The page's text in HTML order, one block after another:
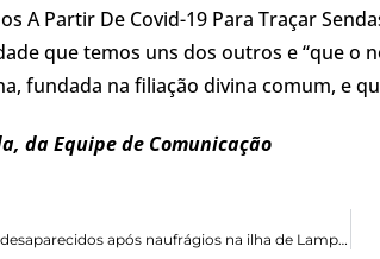
A Partir De Covid-19 Para Traçar
que temos uns dos outros e “que o
fundada na filiação divina comum, e
da Equipe de Comunicação
30 migrantes estão desaparecidos após naufrágios na ilha de Lampedusa, Itália